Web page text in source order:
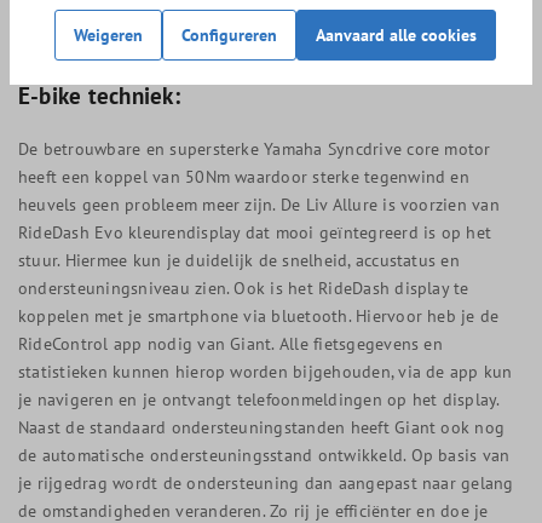
E-bike techniek:
De betrouwbare en supersterke Yamaha Syncdrive core motor
heeft een koppel van 50Nm waardoor sterke tegenwind en
heuvels geen probleem meer zijn. De Liv Allure is voorzien van
RideDash Evo kleurendisplay dat mooi geïntegreerd is op het
stuur. Hiermee kun je duidelijk de snelheid, accustatus en
ondersteuningsniveau zien. Ook is het RideDash display te
koppelen met je smartphone via bluetooth. Hiervoor heb je de
RideControl app nodig van Giant. Alle fietsgegevens en
statistieken kunnen hierop worden bijgehouden, via de app kun
je navigeren en je ontvangt telefoonmeldingen op het display.
Naast de standaard ondersteuningstanden heeft Giant ook nog
de automatische ondersteuningsstand ontwikkeld. Op basis van
je rijgedrag wordt de ondersteuning dan aangepast naar gelang
de omstandigheden veranderen. Zo rij je efficiënter en doe je
Weigeren Configureren Aanvaard alle cookies